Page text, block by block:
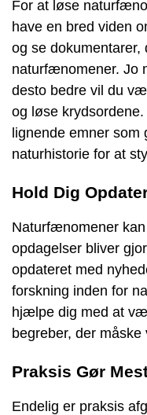
For at løse
have en bred viden
og se dokumentarer,
naturfænomener. Jo
desto bedre vil du
og løse
lignende emner
naturhistorie for at
Hold Dig
Naturfænomener
opdagelser bliver
opdateret med
forskning inden for
hjælpe dig med at
begreber, der måske
Praksis Gør
Endelig er praksis